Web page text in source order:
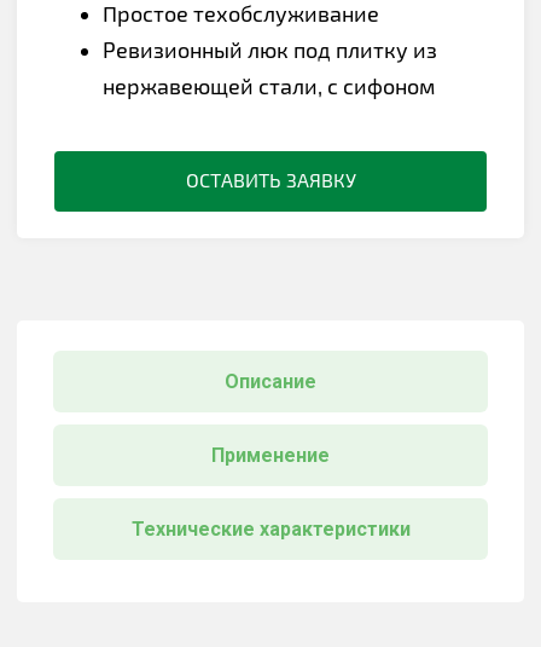
Простое техобслуживание
Ревизионный люк под плитку из
нержавеющей стали, с сифоном
ОСТАВИТЬ ЗАЯВКУ
Описание
Применение
Технические характеристики